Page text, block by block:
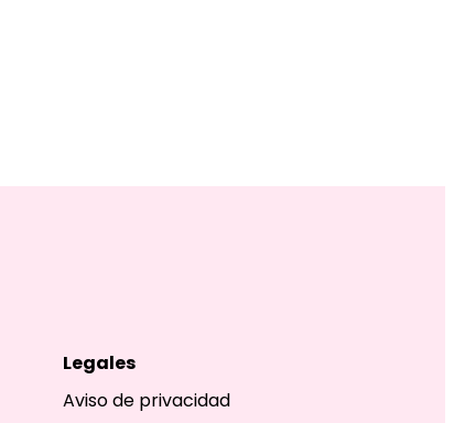
Legales
Aviso de privacidad